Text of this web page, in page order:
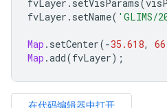
fvLayer . setVisParams(
fvLayer . setName( 'GLIMS/
Map . setCenter(-35.618,
Map .add(fvLayer);
在代码编辑器中打开